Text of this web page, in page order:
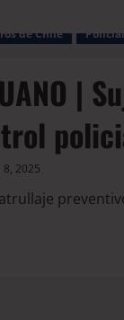
de Chile Policial
|
2025